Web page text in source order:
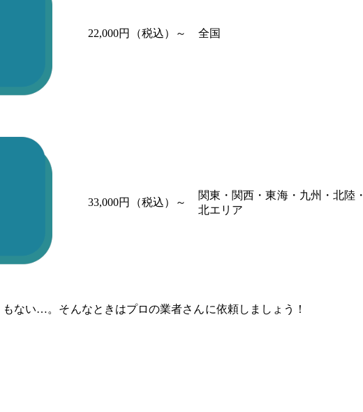
22,000円（税込）～ 全国
33,000円（税込）～
関東・関西・東海・九州・北陸
北エリア
ない…。そんなときはプロの業者さんに依頼しましょう！